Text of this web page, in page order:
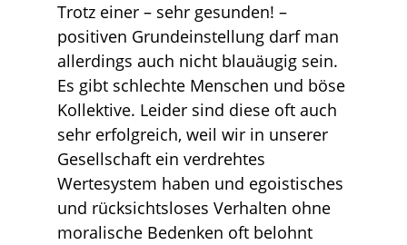
Trotz einer – sehr gesunden! –
positiven Grundeinstellung darf man
allerdings auch nicht blauäugig sein.
Es gibt schlechte Menschen und böse
Kollektive. Leider sind diese oft auch
sehr erfolgreich, weil wir in unserer
Gesellschaft ein verdrehtes
Wertesystem haben und egoistisches
und rücksichtsloses Verhalten ohne
moralische Bedenken oft belohnt